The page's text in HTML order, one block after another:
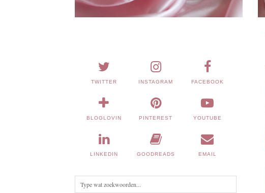
TWITTER INSTAGRAM FACEBOOK
BLOGLOVIN PINTEREST YOUTUBE
LINKEDIN GOODREADS EMAIL